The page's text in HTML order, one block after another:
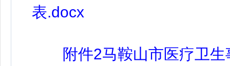
表.docx
附件2马鞍山市医疗卫生